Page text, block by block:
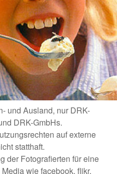
und Ausland, nur DRK-
DRK-GmbHs.
auf externe
statthaft.
der Fotografierten für eine
wie facebook, flikr,